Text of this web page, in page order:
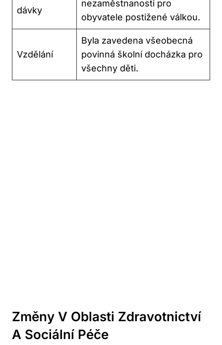
dávky
nezaměstnanosti pro
obyvatele postižené válkou.
Vzdělání
Byla zavedena všeobecná
povinná školní docházka pro
všechny děti.
Změny V Oblasti Zdravotnictví
A Sociální Péče